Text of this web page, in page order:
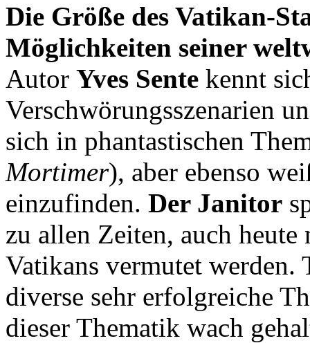
Die Größe des Vatikan-
Möglichkeiten seiner
Autor Yves Sente kennt
Verschwörungsszenarien
sich in phantastischen
Mortimer), aber ebenso
einzufinden. Der Janitor
zu allen Zeiten, auch
Vatikans vermutet
diverse sehr erfolgreiche
dieser Thematik wach